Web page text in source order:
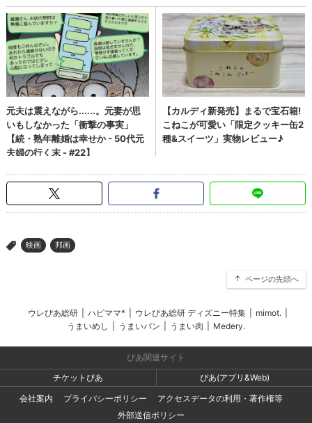
> 映画 邦画
ページの先頭へ
ウレぴあ総研 ハピママ* ウレぴあ総研 ディズニー特集 mimot.
うまいめし
うまいパン うまい肉 Medery.
ぴあ関連サイト
チケットぴあ
ぴあ(アプリ&Web)
会社案内
プライバシーポリシー
アクセスデータの利用・著作権等
外部送信ポリシー